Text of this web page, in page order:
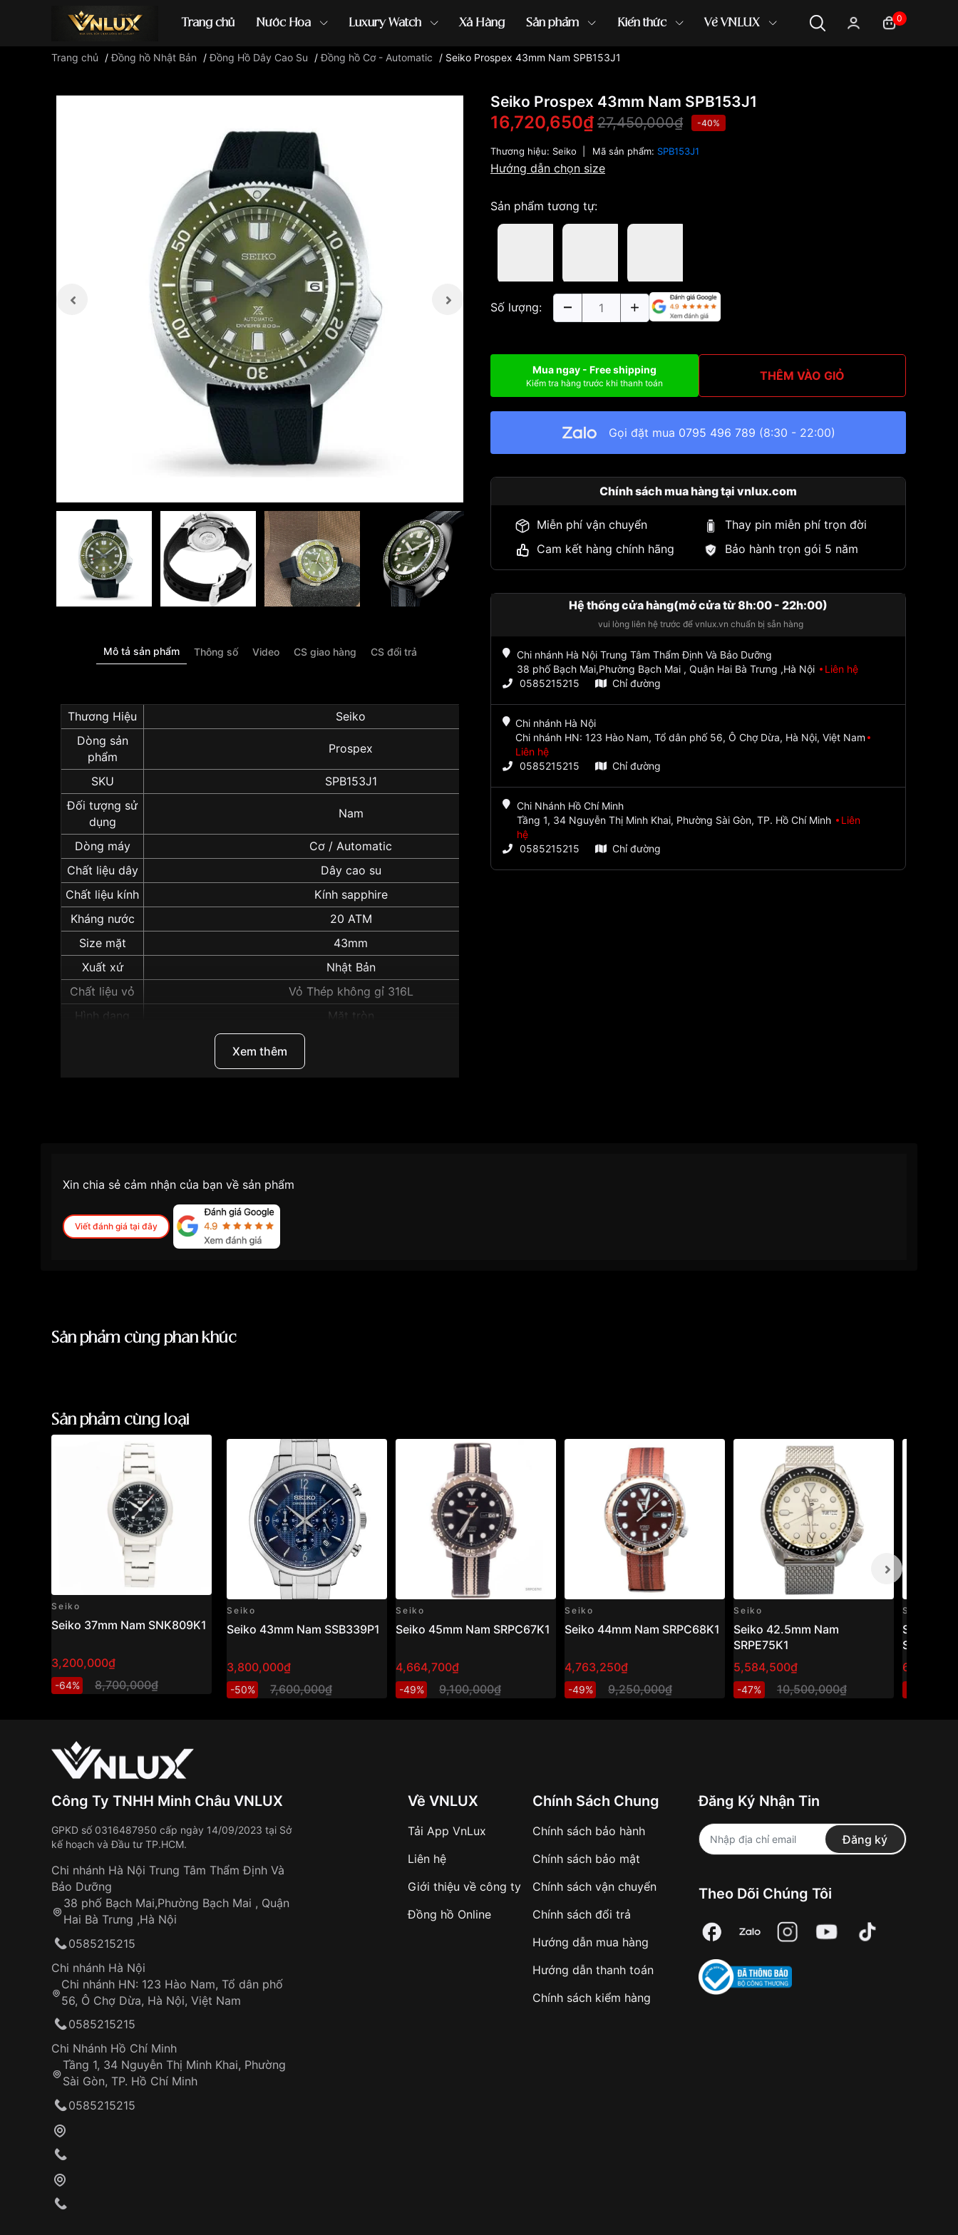
Trang chủ Nước Hoa Luxury Watch Xả Hàng Sản phẩm Kiến thức Về VNLUX 0
Đồng hồ casio đồng hồ G-Shock đồng hồ Orient ...
Trang chủ /Đồng hồ Nhật Bản /Đồng Hồ Dây Cao Su /Đồng hồ Cơ - Automatic / Seiko Prospex 43mm Nam SPB153J1
Mô tả sản phẩm Thông số Video CS giao hàng CS đổi trả
Thương Hiệu
Seiko
Dòng sản
phẩm
Prospex
SKU
SPB153J1
Đối tượng sử
dụng
Nam
Dòng máy
Cơ / Automatic
Chất liệu dây
Dây cao su
Chất liệu kính
Kính sapphire
Kháng nước
20 ATM
Size mặt
43mm
Xuất xứ
Nhật Bản
Chất liệu vỏ
Vỏ Thép không gỉ 316L
Hình dạng
Mặt tròn
Xem thêm
Seiko Prospex 43mm Nam SPB153J1
16,720,650₫ 27,450,000₫ -40%
Thương hiệu: Seiko Mã sản phẩm: SPB153J1
Hướng dẫn chọn size
Sản phẩm tương tự:
Số lượng:
Mua ngay - Free shipping
Kiểm tra hàng trước khi thanh toán THÊM VÀO GIỎ
Gọi đặt mua 0795 496 789 (8:30 - 22:00)
Chính sách mua hàng tại vnlux.com
Miễn phí vận chuyển
Thay pin miễn phí trọn đời
Cam kết hàng chính hãng
Bảo hành trọn gói 5 năm
Hệ thống cửa hàng(mở cửa từ 8h:00 - 22h:00)
vui lòng liên hệ trước để vnlux.vn chuẩn bị sẵn hàng
Chi nhánh Hà Nội Trung Tâm Thẩm Định Và Bảo Dưỡng
38 phố Bạch Mai,Phường Bạch Mai , Quận Hai Bà Trưng ,Hà Nội
Liên hệ
0585215215
Chỉ đường
Chi nhánh Hà Nội
Chi nhánh HN: 123 Hào Nam, Tổ dân phố 56, Ô Chợ Dừa, Hà Nội, Việt Nam
Liên hệ
0585215215
Chỉ đường
Chi Nhánh Hồ Chí Minh
Tầng 1, 34 Nguyễn Thị Minh Khai, Phường Sài Gòn, TP. Hồ Chí Minh
Liên
hệ
0585215215
Chỉ đường
Xin chia sẻ cảm nhận của bạn về sản phẩm
Viết đánh giá tại đây
Sản phẩm cùng phân khúc
Sản phẩm cùng loại
Seiko
Seiko 37mm Nam SNK809K1
3,200,000₫
-64% 8,700,000₫
Seiko
Seiko 43mm Nam SSB339P1
3,800,000₫
-50% 7,600,000₫
Seiko
Seiko 45mm Nam SRPC67K1
4,664,700₫
-49% 9,100,000₫
Seiko
Seiko 44mm Nam SRPC68K1
4,763,250₫
-49% 9,250,000₫
Seiko
Seiko 42.5mm Nam
SRPE75K1
5,584,500₫
-47% 10,500,000₫
Seiko
Seiko
SRPD61K1
Công Ty TNHH Minh Châu VNLUX
GPKD số 0316487950 cấp ngày 14/09/2023 tại Sở
kế hoạch và Đầu tư TP.HCM.
Chi nhánh Hà Nội Trung Tâm Thẩm Định Và
Bảo Dưỡng
38 phố Bạch Mai,Phường Bạch Mai , Quận
Hai Bà Trưng ,Hà Nội
0585215215
Chi nhánh Hà Nội
Chi nhánh HN: 123 Hào Nam, Tổ dân phố
56, Ô Chợ Dừa, Hà Nội, Việt Nam
0585215215
Chi Nhánh Hồ Chí Minh
Tầng 1, 34 Nguyễn Thị Minh Khai, Phường
Sài Gòn, TP. Hồ Chí Minh
0585215215
Về VNLUX
Tải App VnLux
Liên hệ
Giới thiệu về công ty
Đồng hồ Online
Chính Sách Chung
Chính sách bảo hành
Chính sách bảo mật
Chính sách vận chuyển
Chính sách đổi trả
Hướng dẫn mua hàng
Hướng dẫn thanh toán
Chính sách kiểm hàng
Đăng Ký Nhận Tin
Đăng ký
Theo Dõi Chúng Tôi